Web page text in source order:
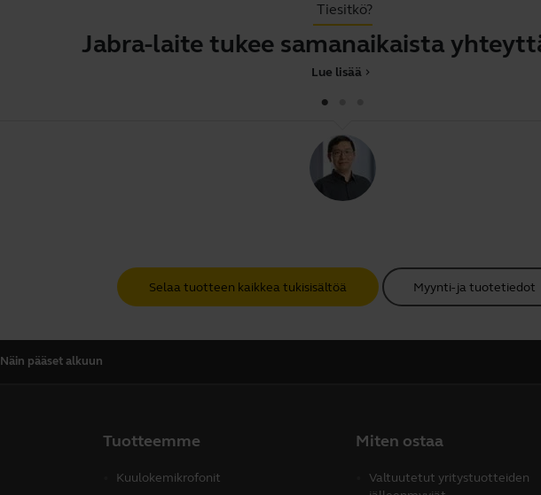
Tiesitkö?
Jabra-laite tukee samanaikaista yhteyttä
chevron_right
Lue lisää
Selaa tuotteen kaikkea tukisisältöä Myynti- ja tuotetiedot
Näin pääset alkuun
Tuotteemme
Kuulokemikrofonit
Miten ostaa
Valtuutetut yritystuotteiden